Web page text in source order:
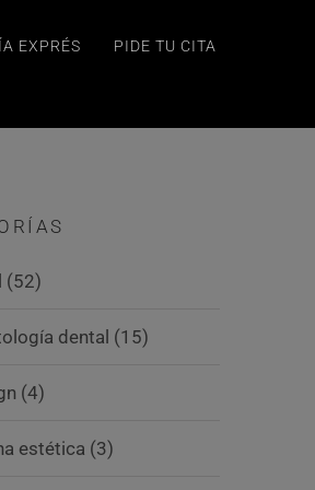
EXPRÉS PIDE TU CITA
(52)
dental (15)
(4)
estética (3)